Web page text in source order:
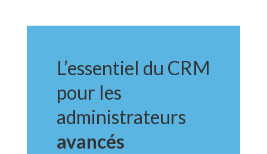
L’essentiel du CRM
pour les
administrateurs
avancés